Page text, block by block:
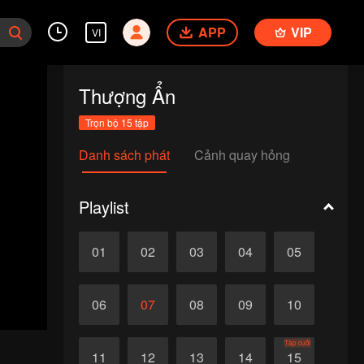
VI APP VIP
Thượng Ẩn
Trọn bộ 15 tập
Danh sách phát Cảnh quay hỏng
Playlist
01 02 03 04 05
06 07 08 09 10
11 12 13 14 15
Tập cuối